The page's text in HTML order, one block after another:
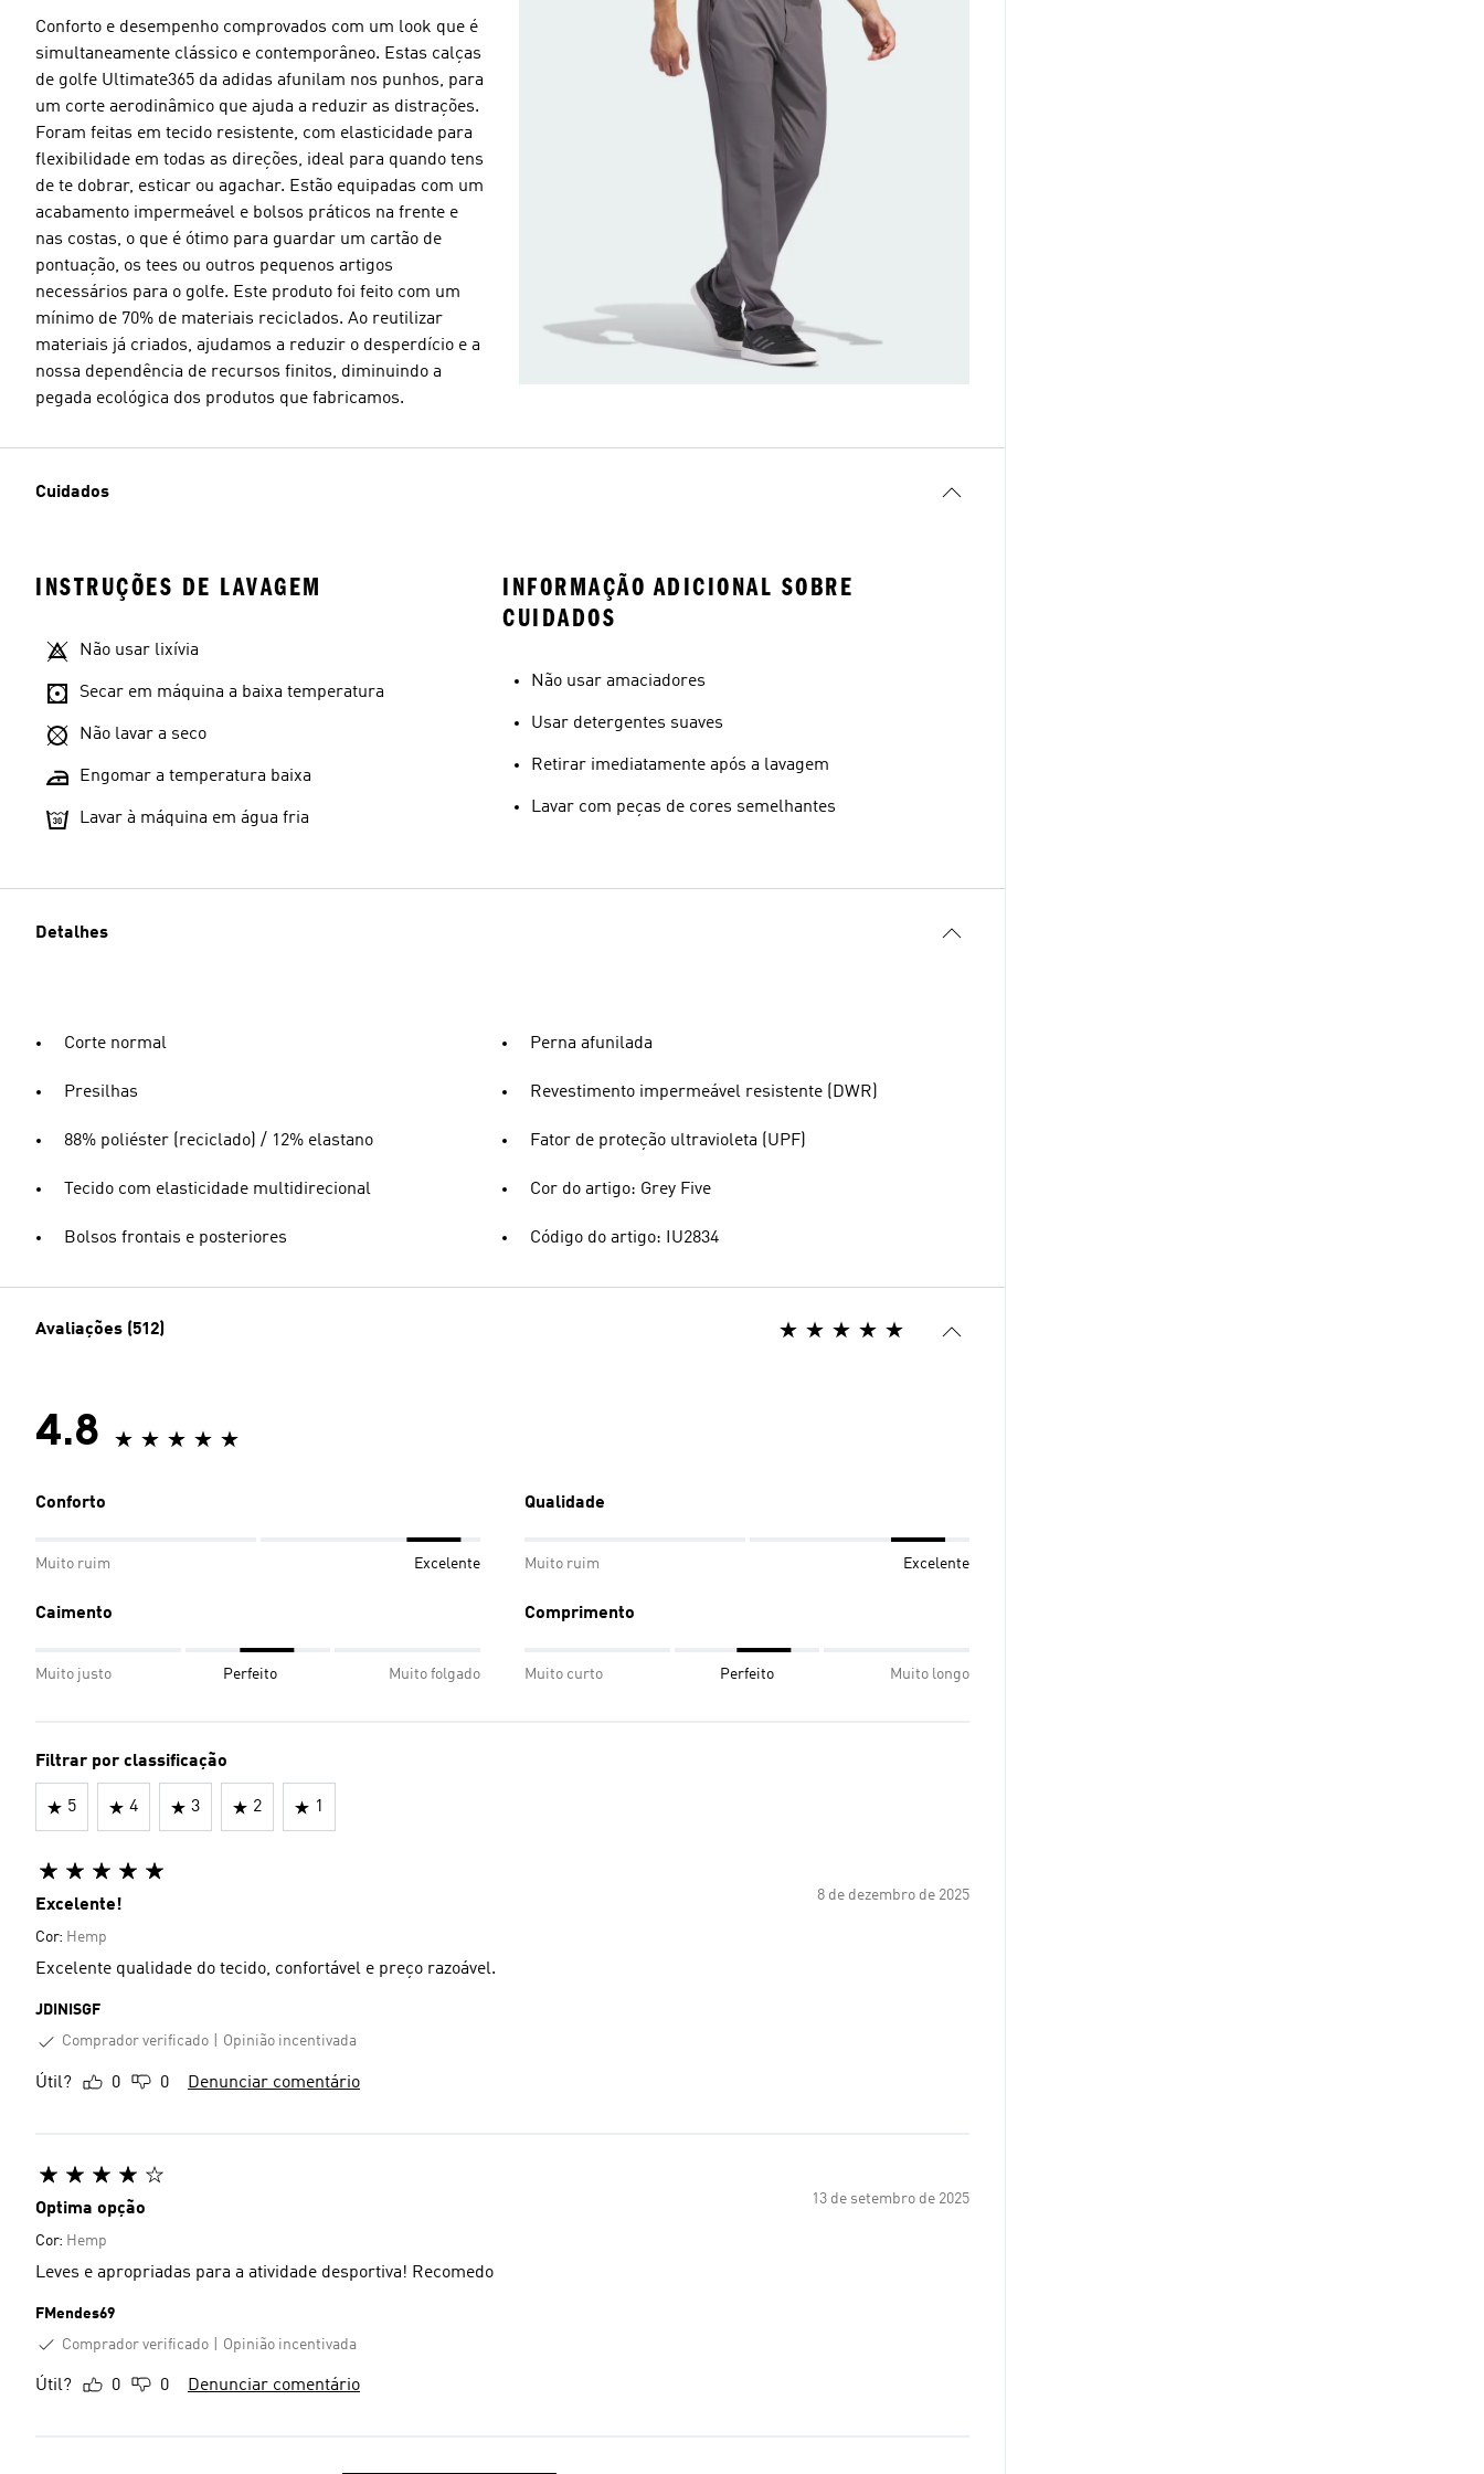
Conforto e desempenho comprovados com um look que é
simultaneamente clássico e contemporâneo. Estas calças
de golfe Ultimate365 da adidas afunilam nos punhos, para
um corte aerodinâmico que ajuda a reduzir as distrações.
Foram feitas em tecido resistente, com elasticidade para
flexibilidade em todas as direções, ideal para quando tens
de te dobrar, esticar ou agachar. Estão equipadas com um
acabamento impermeável e bolsos práticos na frente e
nas costas, o que é ótimo para guardar um cartão de
pontuação, os tees ou outros pequenos artigos
necessários para o golfe. Este produto foi feito com um
mínimo de 70% de materiais reciclados. Ao reutilizar
materiais já criados, ajudamos a reduzir o desperdício e a
nossa dependência de recursos finitos, diminuindo a
pegada ecológica dos produtos que fabricamos.
Cuidados
INSTRUÇÕES DE LAVAGEM
Não usar lixívia
Secar em máquina a baixa temperatura
Não lavar a seco
Engomar a temperatura baixa
Lavar à máquina em água fria
INFORMAÇÃO ADICIONAL SOBRE
CUIDADOS
Não usar amaciadores
Usar detergentes suaves
Retirar imediatamente após a lavagem
Lavar com peças de cores semelhantes
Detalhes
Corte normal
Presilhas
88% poliéster (reciclado) / 12% elastano
Tecido com elasticidade multidirecional
Bolsos frontais e posteriores
Perna afunilada
Revestimento impermeável resistente (DWR)
Fator de proteção ultravioleta (UPF)
Cor do artigo: Grey Five
Código do artigo: IU2834
Avaliações (512)
4.8
Conforto
Muito ruim Excelente
Qualidade
Muito ruim Excelente
Caimento
Muito justo Perfeito Muito folgado
Comprimento
Muito curto Perfeito Muito longo
Filtrar por classificação
5 4 3 2 1
8 de dezembro de 2025
Excelente!
Cor: Hemp
Excelente qualidade do tecido, confortável e preço razoável.
JDINISGF
Comprador verificado
Opinião incentivada
Útil? 0 0 Denunciar comentário
13 de setembro de 2025
Optima opção
Cor: Hemp
Leves e apropriadas para a atividade desportiva! Recomedo
FMendes69
Comprador verificado
Opinião incentivada
Útil? 0 0 Denunciar comentário